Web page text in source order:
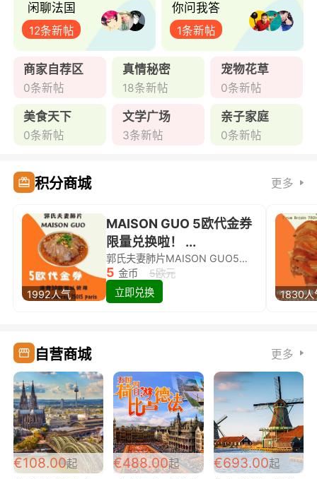
闲聊法国
12条新帖
你问我答
1条新帖
商家自荐区
0条新帖
真情秘密
18条新帖
宠物花草
0条新帖
美食天下
0条新帖
文学广场
3条新帖
亲子家庭
0条新帖
积分商城 更多
1992人气
MAISON GUO 5欧代金券
限量兑换啦！ ...
郭氏夫妻肺片MAISON GUO5欧代金券限量兑换啦！
5 金币
5欧元
立即兑换
1830人
自营商城 更多
€108.00起 €488.00起 €693.00起